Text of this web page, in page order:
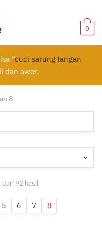
0
“cuci sarung tangan
dan awet.
8
92 hasil
yang
terbaru
5 6 7 8